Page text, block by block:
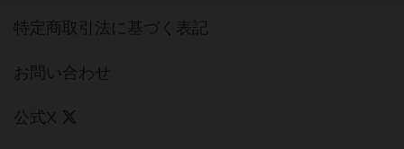
特定商取引法に基づく表記
お問い合わせ
公式X